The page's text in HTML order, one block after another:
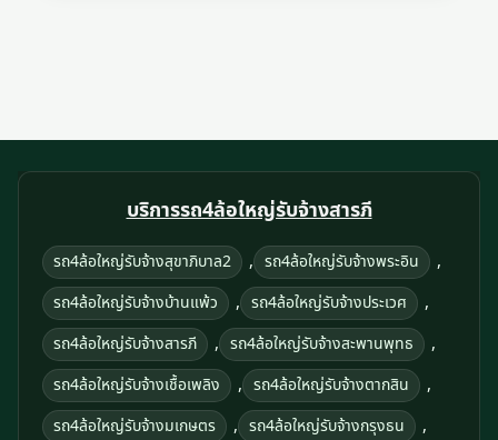
บริการรถ4ล้อใหญ่รับจ้างสารภี
รถ4ล้อใหญ่รับจ้างสุขาภิบาล2 , รถ4ล้อใหญ่รับจ้างพระอิน ,
รถ4ล้อใหญ่รับจ้างบ้านแพ้ว , รถ4ล้อใหญ่รับจ้างประเวศ ,
รถ4ล้อใหญ่รับจ้างสารภี , รถ4ล้อใหญ่รับจ้างสะพานพุทธ ,
รถ4ล้อใหญ่รับจ้างเชื้อเพลิง , รถ4ล้อใหญ่รับจ้างตากสิน ,
รถ4ล้อใหญ่รับจ้างมเกษตร , รถ4ล้อใหญ่รับจ้างกรุงธน ,